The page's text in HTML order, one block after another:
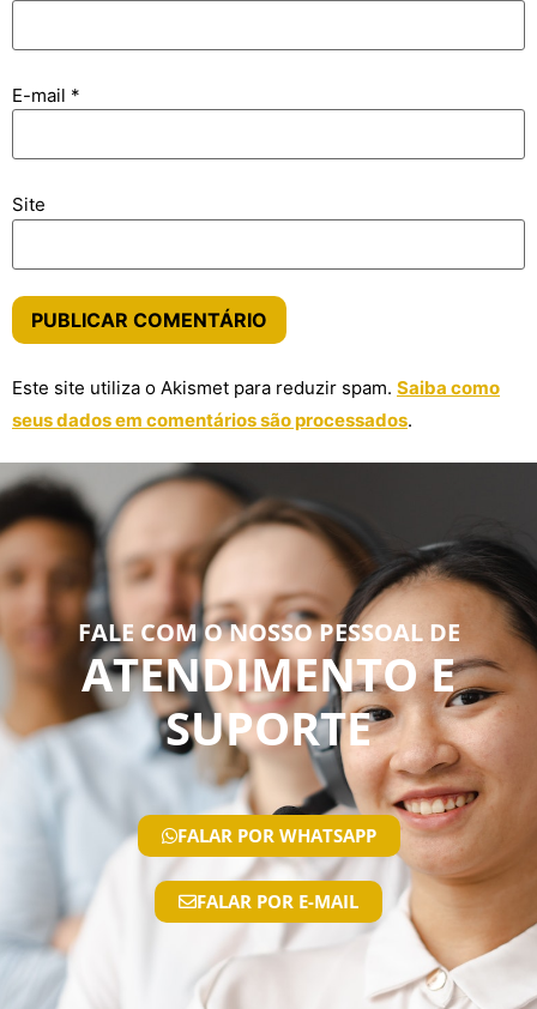
E-mail *
Site
Este site utiliza o Akismet para reduzir spam. Saiba como
seus dados em comentários são processados.
FALE COM O NOSSO PESSOAL DE
ATENDIMENTO E
SUPORTE
FALAR POR WHATSAPP
FALAR POR E-MAIL